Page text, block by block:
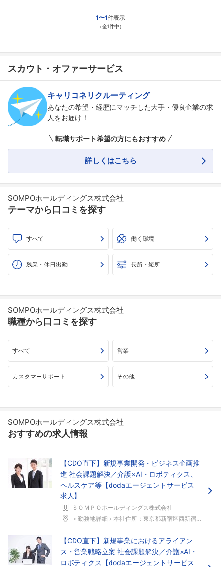
1〜1件表示
（全1件中）
スカウト・オファーサービス
キャリコネリクルーティング
あなたの希望・経歴にマッチした大手・優良企業の求
人をお届け！
転職サポート希望の方にもおすすめ
詳しくはこちら
SOMPOホールディングス株式会社
テーマから口コミを探す
すべて 働く環境
残業・休日出勤 長所・短所
SOMPOホールディングス株式会社
職種から口コミを探す
すべて 営業
カスタマーサポート その他
SOMPOホールディングス株式会社
おすすめの求人情報
【CDO直下】新規事業開発・ビジネス企画推
進 社会課題解決／介護×AI・ロボティクス、
ヘルスケア等【dodaエージェントサービス
求人】
ＳＯＭＰＯホールディングス株式会社
＜勤務地詳細＞本社住所：東京都新宿区西新宿1-26...
【CDO直下】新規事業におけるアライアン
ス・営業戦略立案 社会課題解決／介護×AI・
ロボティクス【dodaエージェントサービス